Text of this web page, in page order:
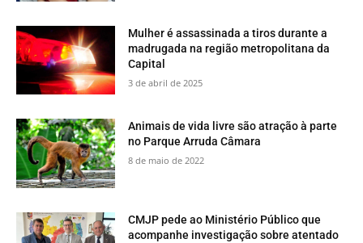
Mulher é assassinada a tiros durante a
madrugada na região metropolitana da
Capital
3 de abril de 2025
​Animais de vida livre são atração à parte
no Parque Arruda Câmara
8 de maio de 2022
CMJP pede ao Ministério Público que
acompanhe investigação sobre atentado